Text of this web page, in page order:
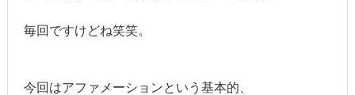
毎回ですけどね笑笑。
今回はアファメーションという基本的、